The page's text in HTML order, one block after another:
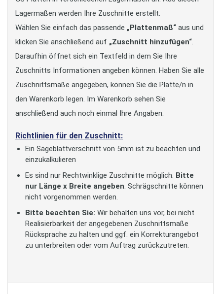
Lagermaßen werden Ihre Zuschnitte erstellt.
Wählen Sie einfach das passende „Plattenmaß“ aus und
klicken Sie anschließend auf „Zuschnitt hinzufügen“.
Daraufhin öffnet sich ein Textfeld in dem Sie Ihre
Zuschnitts Informationen angeben können. Haben Sie alle
Zuschnittsmaße angegeben, können Sie die Platte/n in
den Warenkorb legen. Im Warenkorb sehen Sie
anschließend auch noch einmal Ihre Angaben.
Richtlinien für den Zuschnitt:
Ein Sägeblattverschnitt von 5mm ist zu beachten und
einzukalkulieren
Es sind nur Rechtwinklige Zuschnitte möglich. Bitte
nur Länge x Breite angeben. Schrägschnitte können
nicht vorgenommen werden.
Bitte beachten Sie: Wir behalten uns vor, bei nicht
Realisierbarkeit der angegebenen Zuschnittsmaße
Rücksprache zu halten und ggf. ein Korrekturangebot
zu unterbreiten oder vom Auftrag zurückzutreten.